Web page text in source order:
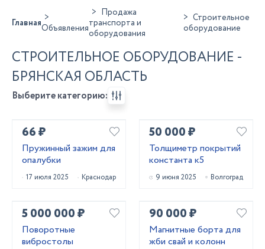
ГлавнаяОбъявления
Продажа
транспорта и
оборудования
Строительное
оборудование
СТРОИТЕЛЬНОЕ ОБОРУДОВАНИЕ -
БРЯНСКАЯ ОБЛАСТЬ
Выберите категорию:
66 ₽
Пружинный зажим для
опалубки
17 июля 2025 Краснодар
50 000 ₽
Толщиметр покрытий
константа к5
9 июня 2025 Волгоград
5 000 000 ₽
Поворотные
вибростолы
90 000 ₽
Магнитные борта для
жби свай и колонн